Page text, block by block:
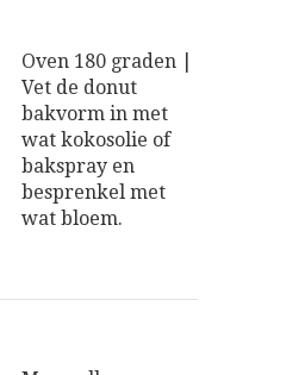
Oven 180 graden |
Vet de donut
bakvorm in met
wat kokosolie of
bakspray en
besprenkel met
wat bloem.